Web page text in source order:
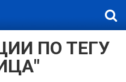
ПО ТЕГУ